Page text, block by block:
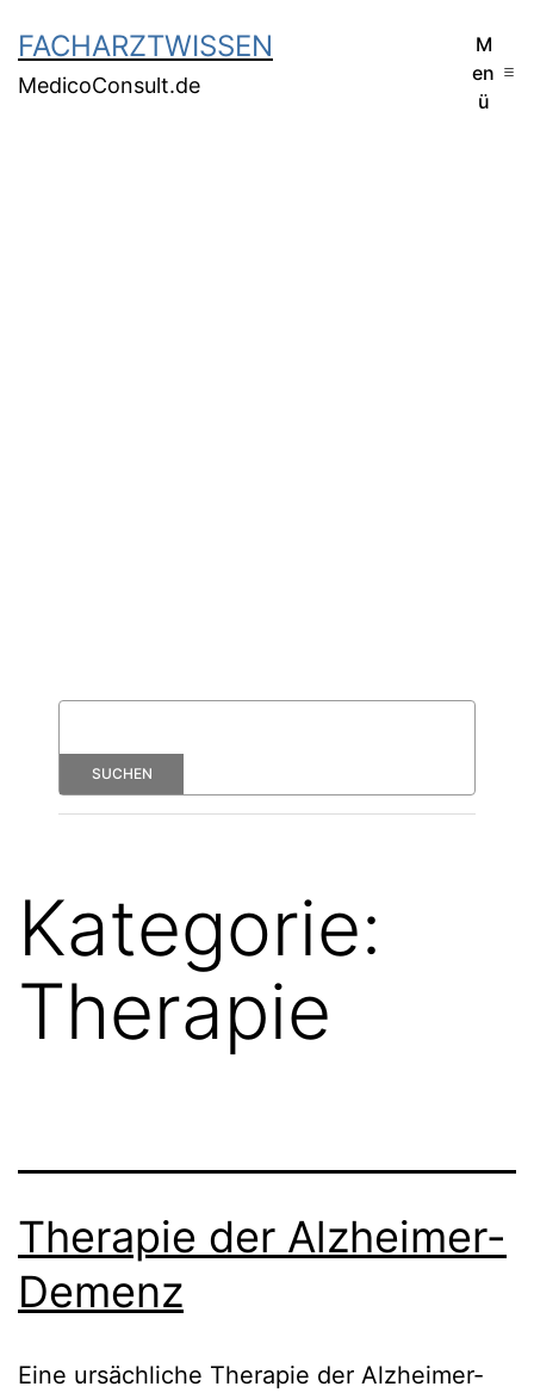
FACHARZTWISSEN
MedicoConsult.de
M
en
ü
Kategorie:
Therapie
Therapie der Alzheimer-
Demenz
Eine ursächliche Therapie der Alzheimer-